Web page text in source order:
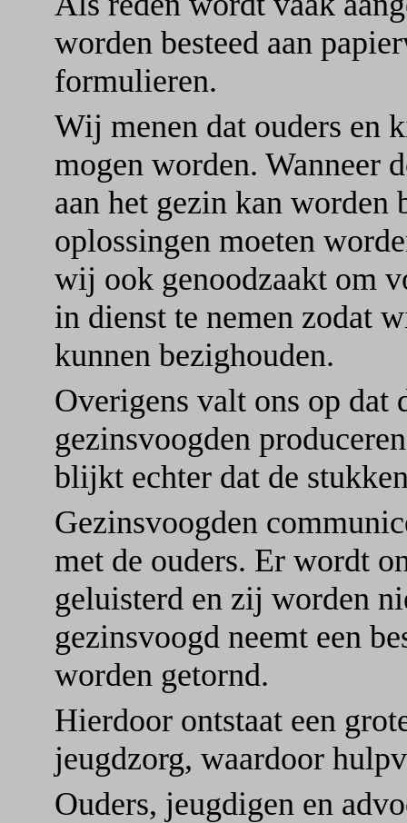
worden besteed aan
formulieren.
Wij menen dat ouders en
mogen worden. Wanneer
aan het gezin kan worden
oplossingen moeten
wij ook genoodzaakt om
in dienst te nemen zodat
kunnen bezighouden.
Overigens valt ons op dat
gezinsvoogden
blijkt echter dat de
Gezinsvoogden
met de ouders. Er wordt
geluisterd en zij worden
gezinsvoogd neemt een
worden getornd.
Hierdoor ontstaat een
jeugdzorg, waardoor
Ouders, jeugdigen en